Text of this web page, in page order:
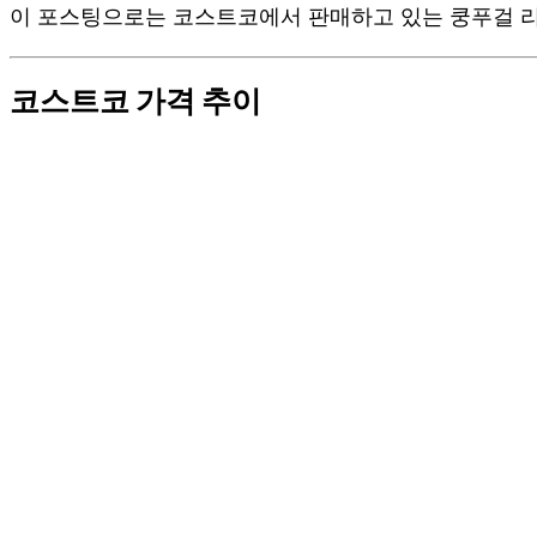
이 포스팅으로는 코스트코에서 판매하고 있는 쿵푸걸
코스트코 가격 추이